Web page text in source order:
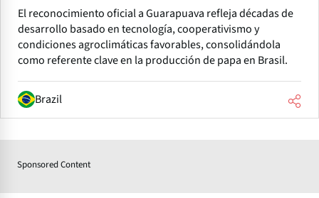
El reconocimiento oficial a Guarapuava refleja décadas de
desarrollo basado en tecnología, cooperativismo y
condiciones agroclimáticas favorables, consolidándola
como referente clave en la producción de papa en Brasil.
Brazil
Sponsored Content